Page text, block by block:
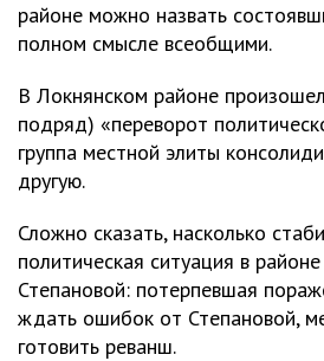
районе можно назвать
полном смысле всеобщими.
В Локнянском районе
подряд) «переворот
группа местной элиты
другую.
Сложно сказать, насколько
политическая ситуация в
Степановой: потерпевшая
ждать ошибок от Степановой,
готовить реванш.